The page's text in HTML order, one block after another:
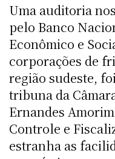
Uma auditoria
pelo Banco
Econômico e
corporações de
região sudeste,
tribuna da
Ernandes
Controle e
estranha as